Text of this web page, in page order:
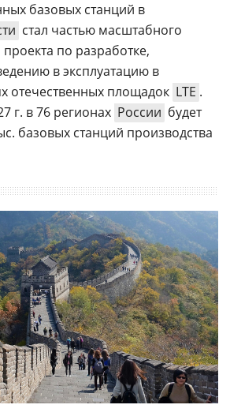
базовых станций в
стал частью масштабного
по разработке,
в эксплуатацию в
отечественных площадок LTE .
г. в 76 регионах России будет
базовых станций производства